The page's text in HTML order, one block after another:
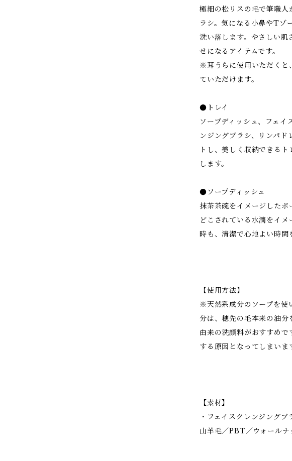
極細の松リスの毛で筆職人
ラシ。気になる小鼻やTゾ
洗い落します。やさしい肌
せになるアイテムです。
※耳うらに使用いただくと
ていただけます。
●トレイ
ソープディッシュ、フェイ
ンジングブラシ、リンパド
トし、美しく収納できる
します。
●ソープディッシュ
抹茶茶碗をイメージしたボ
どこされている水滴をイ
時も、清潔で心地よい時間
【使用方法】
※天然系成分のソープを使
分は、穂先の毛本来の油
由来の洗顔料がおすすめ
する原因となってしまいま
【素材】
・フェイスクレンジングブ
山羊毛／PBT／ウォールナ